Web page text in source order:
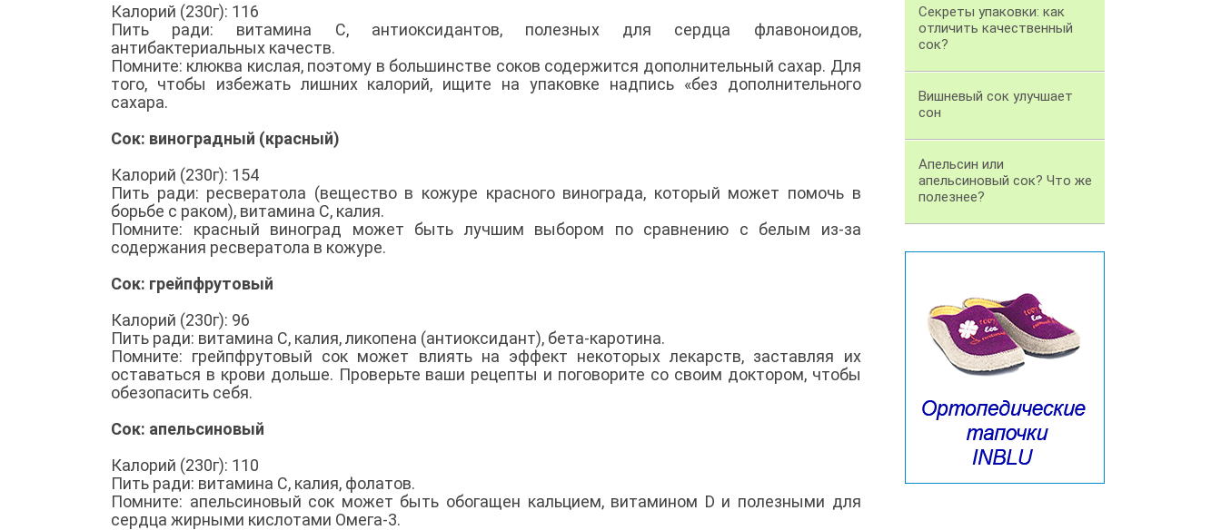
Калорий (230г): 116
Пить ради: витамина C, антиоксидантов, полезных для сердца флавоноидов,
антибактериальных качеств.
Помните: клюква кислая, поэтому в большинстве соков содержится дополнительный сахар. Для
того, чтобы избежать лишних калорий, ищите на упаковке надпись «без дополнительного
сахара.
Сок: виноградный (красный)
Калорий (230г): 154
Пить ради: ресвератола (вещество в кожуре красного винограда, который может помочь в
борьбе с раком), витамина C, калия.
Помните: красный виноград может быть лучшим выбором по сравнению с белым из-за
содержания ресвератола в кожуре.
Сок: грейпфрутовый
Калорий (230г): 96
Пить ради: витамина C, калия, ликопена (антиоксидант), бета-каротина.
Помните: грейпфрутовый сок может влиять на эффект некоторых лекарств, заставляя их
оставаться в крови дольше. Проверьте ваши рецепты и поговорите со своим доктором, чтобы
обезопасить себя.
Сок: апельсиновый
Калорий (230г): 110
Пить ради: витамина C, калия, фолатов.
Помните: апельсиновый сок может быть обогащен кальцием, витамином D и полезными для
сердца жирными кислотами Омега-3.
Секреты упаковки: как
отличить качественный
сок?
Вишневый сок улучшает
сон
Апельсин или
апельсиновый сок? Что же
полезнее?